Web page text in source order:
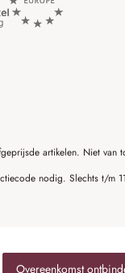
artikelen. Niet van
nodig. Slechts t/m
Overeenkomst